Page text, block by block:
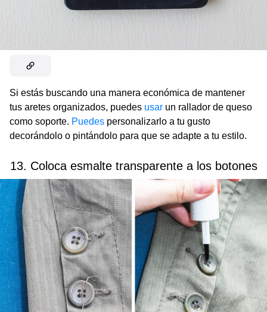
Si estás buscando una manera económica de mantener
tus aretes organizados, puedes usar un rallador de queso
como soporte. Puedes personalizarlo a tu gusto
decorándolo o pintándolo para que se adapte a tu estilo.
13. Coloca esmalte transparente a los botones